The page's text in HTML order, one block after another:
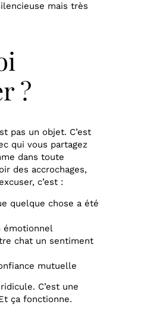
mais très
?
pas un objet. C’est
qui vous partagez
dans toute
des accrochages,
c’est :
quelque chose a été
émotionnel
chat un sentiment
mutuelle
C’est une
ça fonctionne.